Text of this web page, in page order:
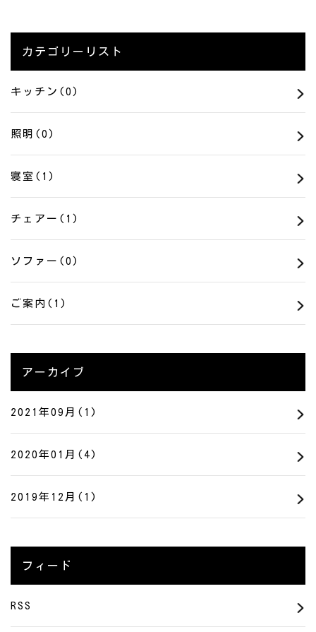
カテゴリーリスト
キッチン(0)
照明(0)
寝室(1)
チェアー(1)
ソファー(0)
ご案内(1)
アーカイブ
2021年09月(1)
2020年01月(4)
2019年12月(1)
フィード
RSS